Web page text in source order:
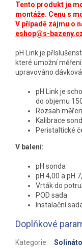
Tento produkt je
montáže. Cenu s
V případě zájmu o
eshop@s-
pH Link je
které umožní
upravováno
pH Link je
do objemu
Rozsah
Kalibrace
Peristaltické
V balení:
pH sonda
pH 4,00 a pH
Vrták do
POD sada
Instalační
Doplňkové
Kategorie: